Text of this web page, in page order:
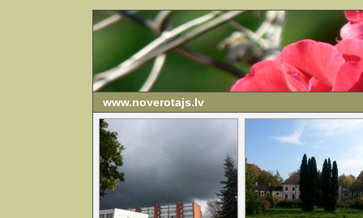
www.noverotajs.lv